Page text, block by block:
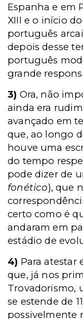
Espanha e em
XIII e o início
português
depois desse
português
grande
3) Ora, não
ainda era
avançado em
que, ao longo
houve uma
do tempo
pode dizer de
fonético), que
certo como é
andaram em
estádio de
4) Para atestar
que, já nos
Trovadorismo,
se estende de
possivelmente